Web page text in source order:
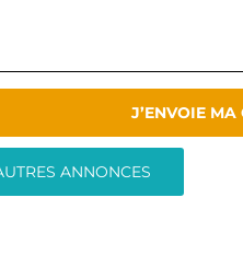
J’ENVOIE
ANNONCES